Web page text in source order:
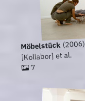
Möbelstück (2006)
[Kollabor] et al.
7